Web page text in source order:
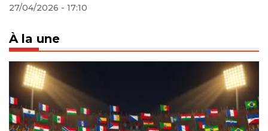
27/04/2026 - 17:10
À la une